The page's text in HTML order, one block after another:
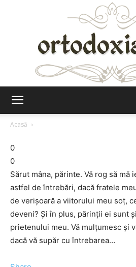
Acasă
0
0
Sărut mâna, părinte. Vă rog să
astfel de întrebări, dacă fratele
de verişoară a viitorului meu soţ,
deveni? Şi în plus, părinţii ei sunt
prietenului meu. Vă mulţumesc şi
dacă vă supăr cu întrebarea…